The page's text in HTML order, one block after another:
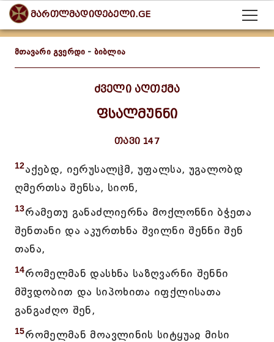
მართლმადიდებელი.GE
მთავარი გვერდი - ბიბლია
ძველი აღთქმა
ფსალმუნნი
თავი 147
12აქებდ, იერუსალჱმ, უფალსა, უგალობდ
ღმერთსა შენსა, სიონ,
13რამეთუ განაძლიერნა მოქლონნი ბჭეთა
შენთანი და აკურთხნა შვილნი შენნი შენ
თანა,
14რომელმან დასხნა საზღვარნი შენნი
მშჳდობით და სიპოხითა იფქლისათა
განგაძღო შენ,
15რომელმან მოავლინის სიტყუაჲ მისი